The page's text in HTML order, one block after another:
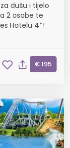
za dušu i tijelo
2 osobe te
Hotelu 4*!
€ 195